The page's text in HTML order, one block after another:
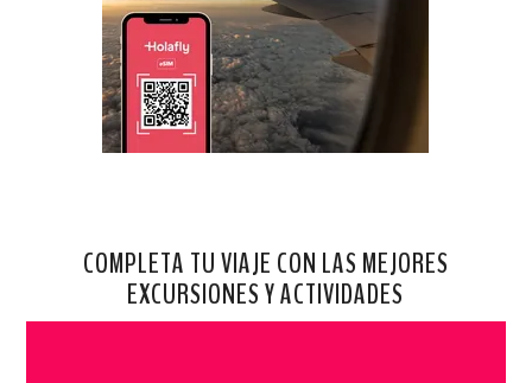
COMPLETA TU VIAJE CON LAS MEJORES
EXCURSIONES Y ACTIVIDADES